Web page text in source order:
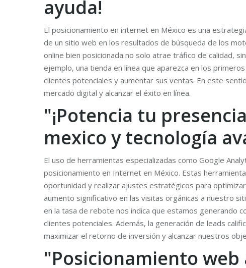
ayuda!
El posicionamiento en internet en México es una
de un sitio web en los resultados de búsqueda de los
online bien posicionada no solo atrae tráfico de calidad,
ejemplo, una tienda en línea que aparezca en los
clientes potenciales y aumentar sus ventas. En este
mercado digital y alcanzar el éxito en línea.
"¡Potencia tu
mexico y tecnología
El uso de herramientas especializadas como Google
posicionamiento en Internet en México. Estas
oportunidad y realizar ajustes estratégicos para
aumento significativo en las visitas orgánicas a nuestro
en la tasa de rebote nos indica que estamos generando
clientes potenciales. Además, la generación de leads
maximizar el retorno de inversión y alcanzar nuestros
"Posicionamiento